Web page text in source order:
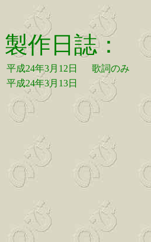
製作日誌：
平成24年3月12日
歌詞のみ
平成24年3月13日